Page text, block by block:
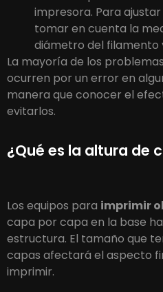
impresora. Para
tomar en cuenta la
diámetro del filamento
La mayoría de los
ocurren por un error en
manera que conocer el
evitarlos.
¿Qué es la altura de
Los equipos para imprimir
capa por capa en la base
estructura. El tamaño que
capas afectará el aspecto
imprimir.